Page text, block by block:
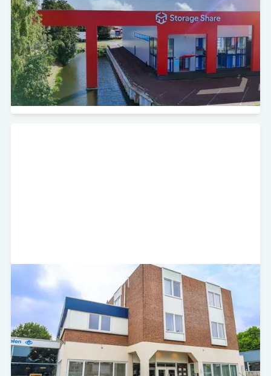
Self Storage
Minerva Development heeft in samenwerking met
Storage Share het gebouw aan De Factorij 31B in
Zwaag aangekocht. De locatie is gezamenlijk
herontwikkeld tot een self-storage vestiging.
Bekijk project
Hofdwarsweg 57 - Geleen
Self Storage
Minerva Development heeft in samenwerking met
Storage Share het gebouw aan de Hofdwarsweg 57
in Geleen aangekocht.